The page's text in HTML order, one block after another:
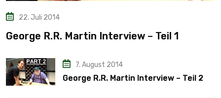
22. Juli 2014
George R.R. Martin Interview – Teil 1
7. August 2014
George R.R. Martin Interview – Teil 2